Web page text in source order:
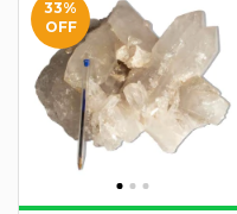
33%
OFF